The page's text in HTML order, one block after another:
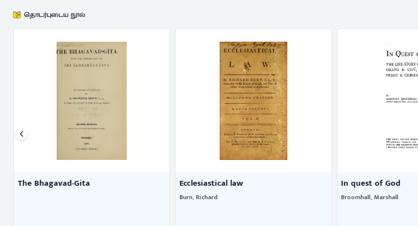
தொடர்புடைய நூல்
The Bhagavad-Gita Ecclesiastical law
Burn, Richard
In quest of God
Broomhall, Marshall